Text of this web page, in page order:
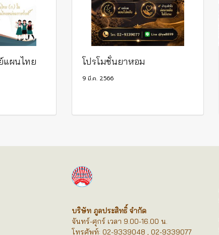
แผนไทย
โปรโมชั่นยาหอม
9 มี.ค. 2566
บริษัท ภูลประสิทธิ์ จำกัด
จันทร์-ศุกร์ เวลา 9.00-16.00 น.
โทรศัพท์: 02-9339048 , 02-9339077